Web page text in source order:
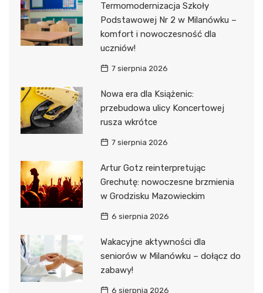
Termomodernizacja Szkoły
Podstawowej Nr 2 w Milanówku –
komfort i nowoczesność dla
uczniów!
7 sierpnia 2026
Nowa era dla Książenic:
przebudowa ulicy Koncertowej
rusza wkrótce
7 sierpnia 2026
Artur Gotz reinterpretując
Grechutę: nowoczesne brzmienia
w Grodzisku Mazowieckim
6 sierpnia 2026
Wakacyjne aktywności dla
seniorów w Milanówku – dołącz do
zabawy!
6 sierpnia 2026